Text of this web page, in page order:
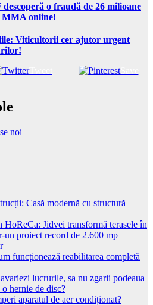
o fraudă de 26 milioane
MMA online!
Viticultorii cer ajutor urgent
Tweet Save
noi
Casă modernă cu structură
HoReCa: Jidvei transformă terasele în
un proiect record de 2.600 mp
funcționează reabilitarea completă
lucrurile, sa nu zgarii podeaua
hernie de disc?
aparatul de aer condiționat?